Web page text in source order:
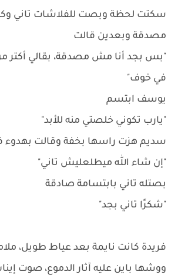
سكتت لحظة وبصت للفلاشات تاني
مصدقة وبعدين قالت
"بس بجد أنا مش مصدقة، بقالي أكتر
في خوف"
يوسف ابتسم
"يارب تكوني خلصتي منه للأبد"
سديم هزت راسها بخفة وقالت بهدوء
"إن شاء الله ميطلعليش تاني"
بصتله تاني بابتسامة صادقة
"شكرًا تاني بجد"
فريدة كانت نايمة بعد عياط طويل،
ووشها باين عليه آثار الدموع، صوت